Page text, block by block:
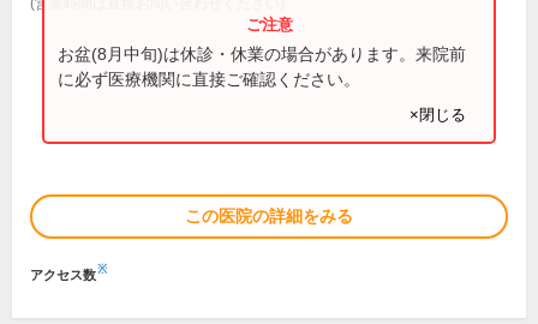
(営業時間は直接お問い合わせください)
お盆(8月中旬)は休診・休業の場合があります。来院前
に必ず医療機関に直接ご確認ください。
×閉じる
この医院の詳細をみる
アクセス数※